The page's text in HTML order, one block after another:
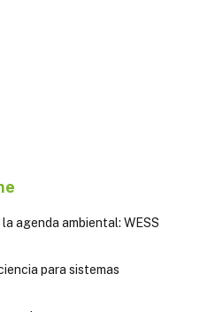
agenda ambiental: WESS
para sistemas